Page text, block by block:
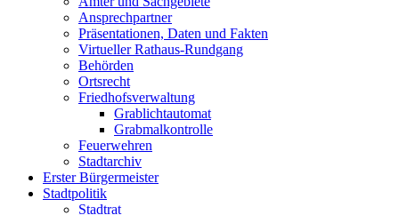
Ansprechpartner
Präsentationen, Daten und Fakten
Virtueller Rathaus-Rundgang
Behörden
Ortsrecht
Friedhofsverwaltung
Grablichtautomat
Grabmalkontrolle
Feuerwehren
Stadtarchiv
Erster Bürgermeister
Stadtpolitik
Stadtrat